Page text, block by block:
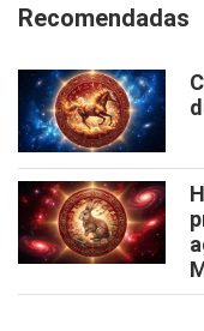
Recomendadas